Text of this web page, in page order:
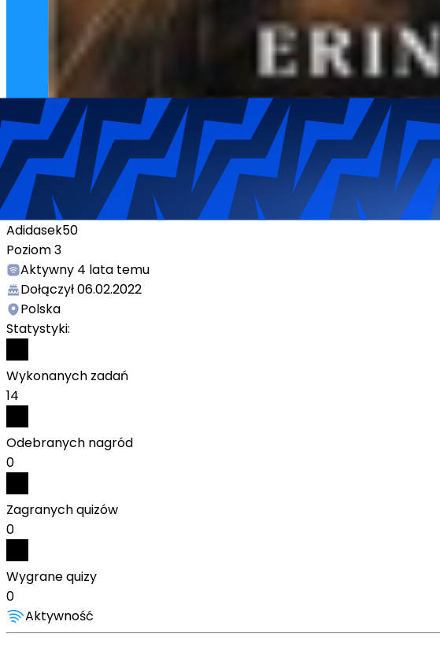
Adidasek50
Poziom3
Aktywny 4 lata temu
Dołączył06.02.2022
Polska
Statystyki:
Wykonanych zadań
14
Odebranych nagród
0
Zagranych quizów
0
Wygrane quizy
0
Aktywność